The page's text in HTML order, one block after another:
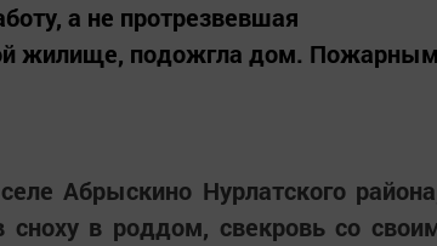
а не протрезвевшая
жилище, подожгла дом.
Абрыскино Нурлатского
в роддом, свекровь со